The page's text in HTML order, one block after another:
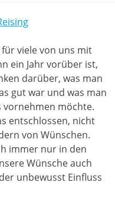
für viele von uns mit
ein Jahr vorüber ist,
darüber, was man
gut war und was man
vornehmen möchte.
entschlossen, nicht
von Wünschen.
immer nur in den
Wünsche auch
unbewusst Einfluss